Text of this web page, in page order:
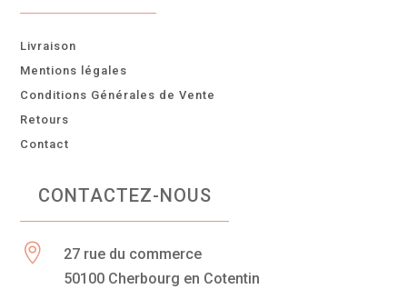
Livraison
Mentions légales
Conditions Générales de Vente
Retours
Contact
CONTACTEZ-NOUS

27 rue du commerce
50100 Cherbourg en Cotentin